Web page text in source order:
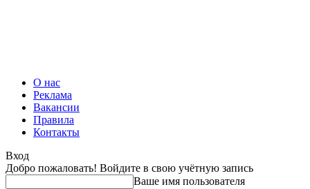
О нас
Реклама
Вакансии
Правила
Контакты
Вход
Добро пожаловать! Войдите в свою учётную запись
Ваше имя пользователя